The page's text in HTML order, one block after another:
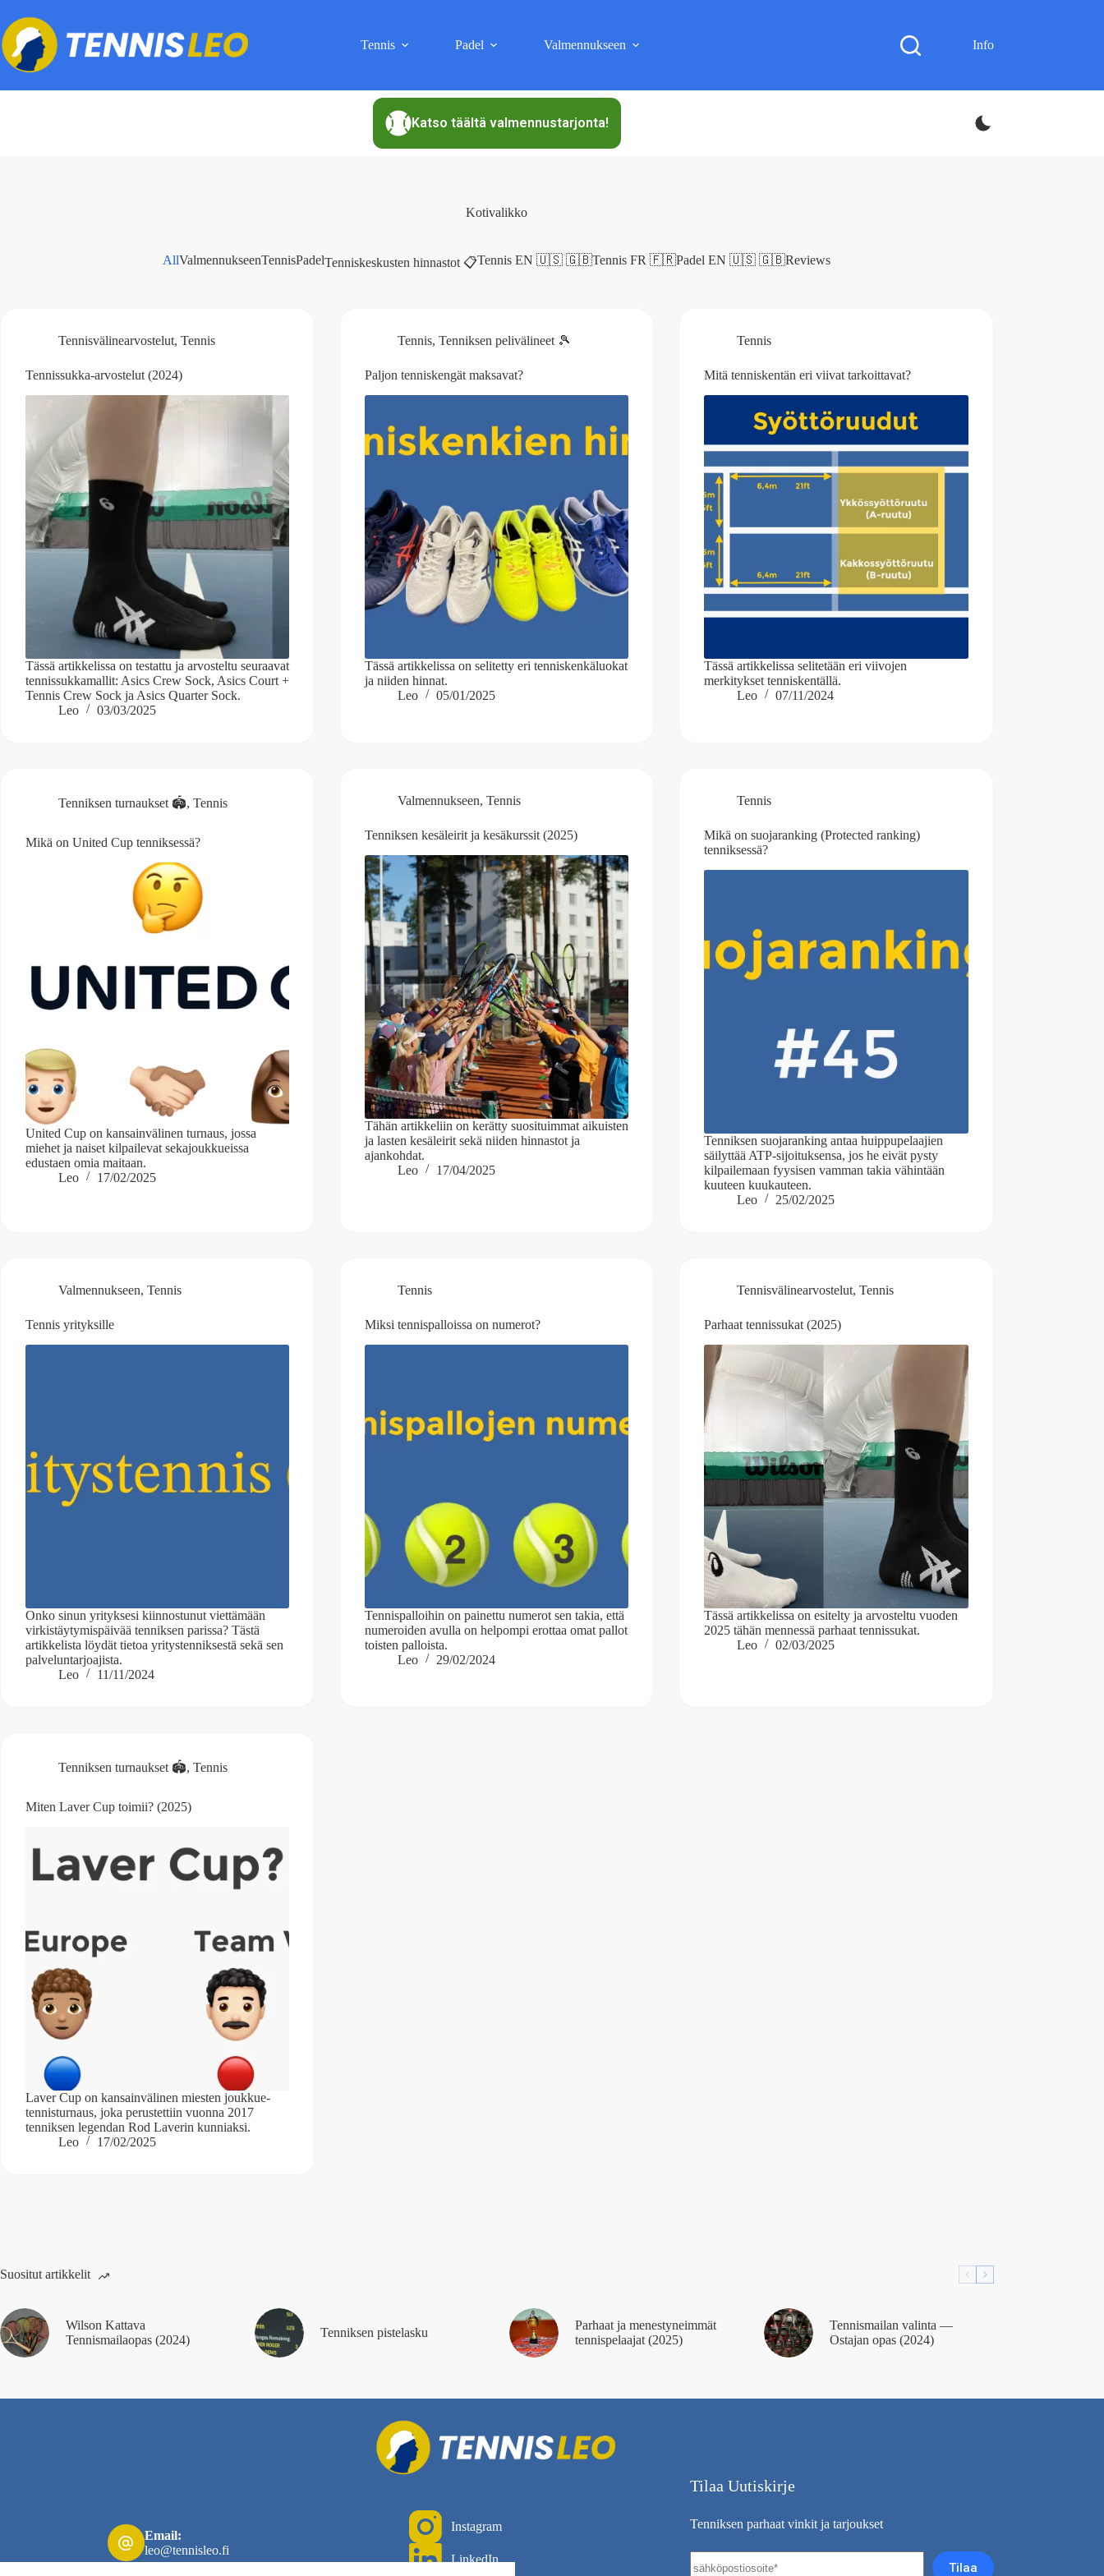
content
Tennis Padel Valmennukseen Info
Katso täältä valmennustarjonta!
Kotivalikko
AllValmennukseenTennisPadelTenniskeskusten hinnastot 📋Tennis EN 🇺🇸 🇬🇧Tennis FR 🇫🇷Padel EN 🇺🇸 🇬🇧Reviews
Tennisvälinearvostelut, Tennis
Tennissukka-arvostelut (2024)
Tässä artikkelissa on testattu ja arvosteltu seuraavat
tennissukkamallit: Asics Crew Sock, Asics Court +
Tennis Crew Sock ja Asics Quarter Sock.
Leo
03/03/2025
Tennis,Tenniksen pelivälineet 🎾
Paljon tenniskengät maksavat?
Tässä artikkelissa on selitetty eri tenniskenkäluokat
ja niiden hinnat.
Leo
05/01/2025
Tennis
Mitä tenniskentän eri viivat tarkoittavat?
Tässä artikkelissa selitetään eri viivojen
merkitykset tenniskentällä.
Leo
07/11/2024
Tenniksen turnaukset 🏟️, Tennis
Mikä on United Cup tenniksessä?
United Cup on kansainvälinen turnaus, jossa
miehet ja naiset kilpailevat sekajoukkueissa
edustaen omia maitaan.
Leo
17/02/2025
Valmennukseen,Tennis
Tenniksen kesäleirit ja kesäkurssit (2025)
Tähän artikkeliin on kerätty suosituimmat aikuisten
ja lasten kesäleirit sekä niiden hinnastot ja
ajankohdat.
Leo
17/04/2025
Tennis
Mikä on suojaranking (Protected ranking)
tenniksessä?
Tenniksen suojaranking antaa huippupelaajien
säilyttää ATP-sijoituksensa, jos he eivät pysty
kilpailemaan fyysisen vamman takia vähintään
kuuteen kuukauteen.
Leo
25/02/2025
Valmennukseen, Tennis
Tennis yrityksille
Onko sinun yrityksesi kiinnostunut viettämään
virkistäytymispäivää tenniksen parissa? Tästä
artikkelista löydät tietoa yritystenniksestä sekä sen
palveluntarjoajista.
Leo
11/11/2024
Tennis
Miksi tennispalloissa on numerot?
Tennispalloihin on painettu numerot sen takia, että
numeroiden avulla on helpompi erottaa omat pallot
toisten palloista.
Leo
29/02/2024
Tennisvälinearvostelut,Tennis
Parhaat tennissukat (2025)
Tässä artikkelissa on esitelty ja arvosteltu vuoden
2025 tähän mennessä parhaat tennissukat.
Leo
02/03/2025
Tenniksen turnaukset 🏟️, Tennis
Miten Laver Cup toimii? (2025)
Laver Cup on kansainvälinen miesten joukkue-
tennisturnaus, joka perustettiin vuonna 2017
tenniksen legendan Rod Laverin kunniaksi.
Leo
17/02/2025
Suositut artikkelit
Wilson Kattava
Tennismailaopas (2024)
Tenniksen pistelasku
Parhaat ja menestyneimmät
tennispelaajat (2025)
Tennismailan valinta —
Ostajan opas (2024)
Email:
leo@tennisleo.fi
Instagram
LinkedIn
Tilaa Uutiskirje
Tenniksen parhaat vinkit ja tarjoukset
Tilaa